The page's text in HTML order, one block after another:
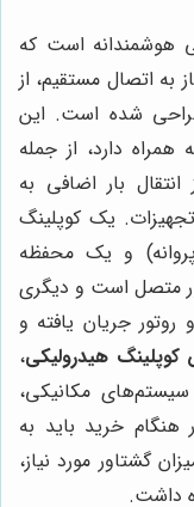
هوشمندانه است که
به اتصال مستقیم، از
شده است. این
همراه دارد، از جمله
بار اضافی به
یک کوپلینگ
و یک محفظه
متصل است و دیگری
جریان یافته و
هیدرولیکی،
مکانیکی،
خرید باید به
گشتاور مورد نیاز،
داشت.